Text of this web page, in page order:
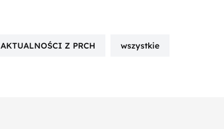
AKTUALNOŚCI Z PRCH wszystkie